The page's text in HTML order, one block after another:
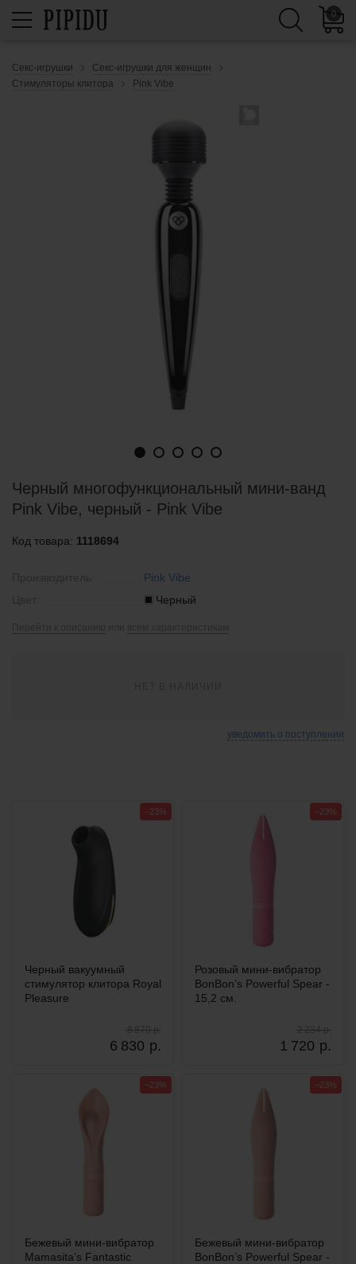
0
Секс-игрушки
Секс-игрушки для женщин
Стимуляторы клитора
Pink Vibe
Черный многофункциональный мини-ванд
Pink Vibe, черный - Pink Vibe
Код товара: 1118694
Pink Vibe
Черный
уведомить о поступлении
Черный вакуумный
стимулятор клитора Royal
Pleasure
6 830 р.
8 870 р.
−23%
Розовый мини-вибратор
BonBon’s Powerful Spear -
15,2 см.
1 720 р.
2 234 р.
−23%
Бежевый мини-вибратор
Mamasita’s Fantastic
−23%
Бежевый мини-вибратор
BonBon’s Powerful Spear -
−23%